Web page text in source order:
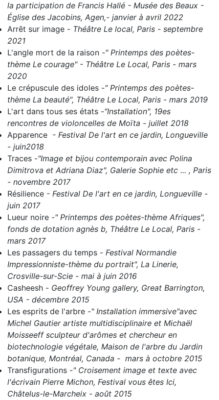
la participation de Francis Hallé - Musée des Beaux -
Église des Jacobins, Agen,- janvier à avril 2022
Arrêt sur image - Théâtre Le local, Paris - septembre
2021
L'angle mort de la raison -" Printemps des poètes-
thème Le courage" - Théâtre Le Local, Paris - mars
2020
Le crépuscule des idoles -" Printemps des poètes-
thème La beauté", Théâtre Le Local, Paris - mars 2019
L'art dans tous ses états -"Installation", 19es
rencontres de violoncelles de Moïta - juillet 2018
Apparence - Festival De l'art en ce jardin, Longueville
- juin2018
Traces -"Image et bijou contemporain avec Polina
Dimitrova et Adriana Diaz", Galerie Sophie etc ... , Paris
- novembre 2017
Résilience - Festival De l'art en ce jardin, Longueville -
juin 2017
Lueur noire -" Printemps des poètes-thème Afriques",
fonds de dotation agnès b, Théâtre Le Local, Paris -
mars 2017
Les passagers du temps - Festival Normandie
Impressionniste-thème du portrait", La Linerie,
Crosville-sur-Scie - mai à juin 2016
Casheesh - Geoffrey Young gallery, Great Barrington,
USA - décembre 2015
Les esprits de l'arbre -" Installation immersive"avec
Michel Gautier artiste multidisciplinaire et Michaël
Moisseeff sculpteur d'arômes et chercheur en
biotechnologie végétale, Maison de l'arbre du Jardin
botanique, Montréal, Canada - mars à octobre 2015
Transfigurations -" Croisement image et texte avec
l'écrivain Pierre Michon, Festival vous êtes Ici,
Châtelus-le-Marcheix - août 2015